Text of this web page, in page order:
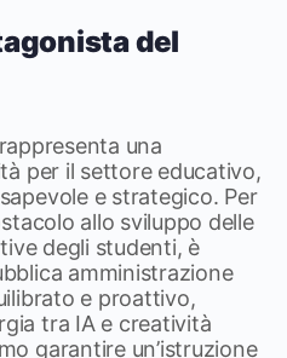
del
una
per il settore educativo,
e strategico. Per
allo sviluppo delle
degli studenti, è
amministrazione
e proattivo,
tra IA e creatività
garantire un’istruzione